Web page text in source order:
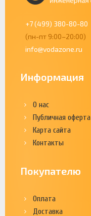
+7 (499) 380-80-80
(пн-пт 9:00–20:00)
info@vodazone.ru
Информация
О нас
Публичная оферта
Карта сайта
Контакты
Покупателю
Оплата
Доставка